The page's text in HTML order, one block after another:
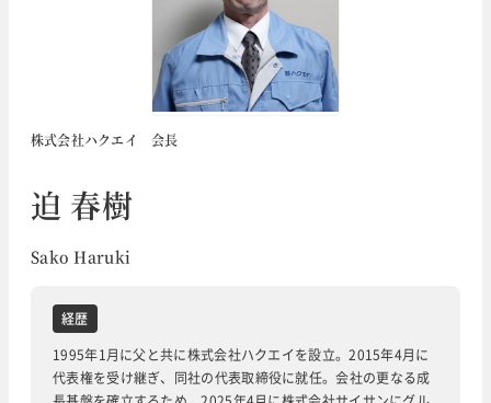
株式会社ハクエイ 会長
迫 春樹
Sako Haruki
経歴
1995年1月に父と共に株式会社ハクエイを設立。2015年4月に
代表権を受け継ぎ、同社の代表取締役に就任。会社の更なる成